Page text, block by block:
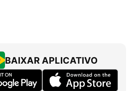
BAIXAR APLICATIVO